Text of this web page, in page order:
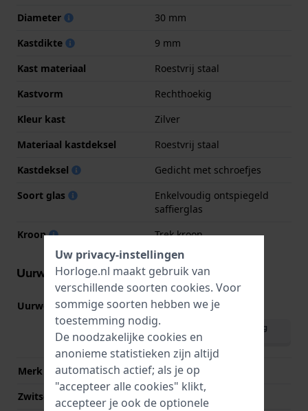
Diameter
30 mm
Kastdikte
9 mm
Kast materiaal
Roestvrij staal
Kastvorm
Rechthoekig
Kleur kast
Zilver
Materiaal kastdeksel
Roestvrij staal
Kastdeksel
Gedicht met schroefjes
Soort glas
Enkelvoudig ontspiegeld
saffierglas
Kroon
Trek kroon
Uurwerk informatie
Uurwerk nr. FC-265( Bekijk specificaties
Download handleiding
Merk uurwerk
Frederique Constant
Zwitsers uurwerk
Uw privacy-instellingen
Horloge.nl maakt gebruik van
verschillende soorten cookies. Voor
sommige soorten hebben we je
toestemming nodig.
De noodzakelijke cookies en
anonieme statistieken zijn altijd
automatisch actief; als je op
"accepteer alle cookies" klikt,
accepteer je ook de optionele